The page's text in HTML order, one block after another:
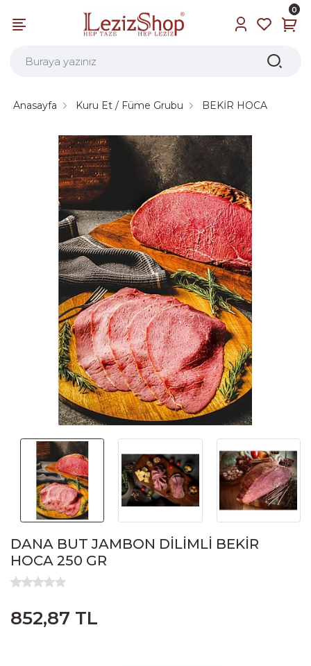
0
Anasayfa Kuru Et / Füme Grubu BEKİR HOCA
DANA BUT JAMBON DİLİMLİ BEKİR
HOCA 250 GR
852,87 TL